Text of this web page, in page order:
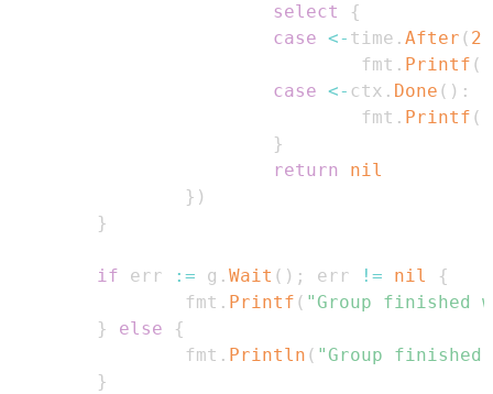
select
{
case <- time . After ( 2
                                fmt
. Printf (
case <- ctx . Done ( ) :
                                fmt
. Printf (
}
return
nil
} )
}
if err := g . Wait ( ) ; err != nil
{
                fmt
. Printf ( "Group finished
}
else
{
                fmt
. Println ( "Group
}